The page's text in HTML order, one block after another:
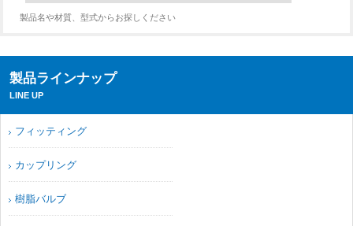
製品名や材質、型式からお探しください
製品ラインナップ
LINE UP
フィッティング
カップリング
樹脂バルブ